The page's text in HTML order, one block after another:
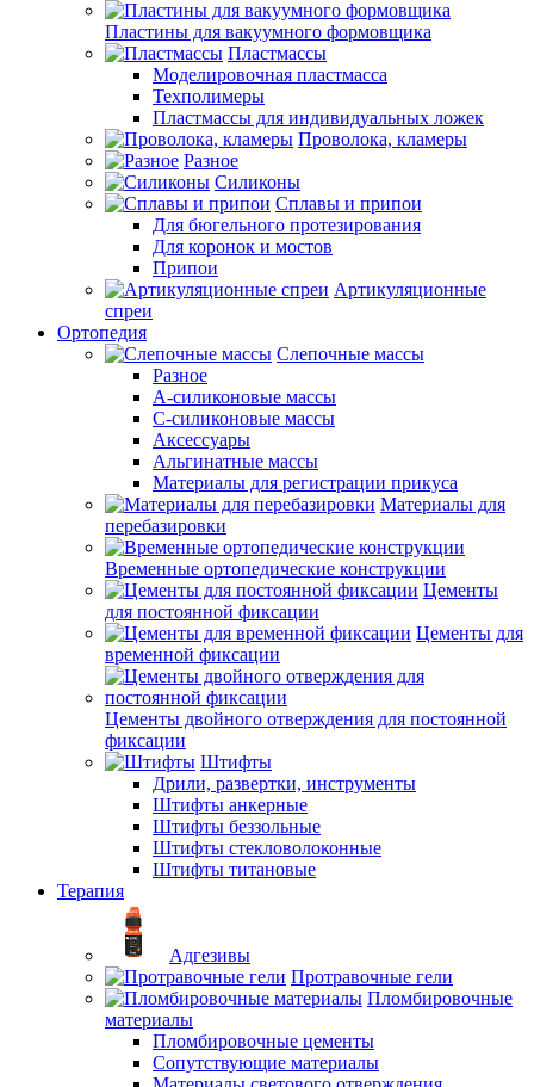
Пластины для вакуумного формовщика
Пластмассы
Моделировочная пластмасса
Техполимеры
Пластмассы для индивидуальных ложек
Проволока, кламеры
Разное
Силиконы
Сплавы и припои
Для бюгельного протезирования
Для коронок и мостов
Припои
Артикуляционные
спреи
Ортопедия
Слепочные массы
Разное
А-силиконовые массы
С-силиконовые массы
Аксессуары
Альгинатные массы
Материалы для регистрации прикуса
Материалы для
перебазировки
Временные ортопедические конструкции
Цементы
для постоянной фиксации
Цементы для
временной фиксации
Цементы двойного отверждения для постоянной
фиксации
Штифты
Дрили, развертки, инструменты
Штифты анкерные
Штифты беззольные
Штифты стекловолоконные
Штифты титановые
Терапия
Адгезивы
Протравочные гели
Пломбировочные
материалы
Пломбировочные цементы
Сопутствующие материалы